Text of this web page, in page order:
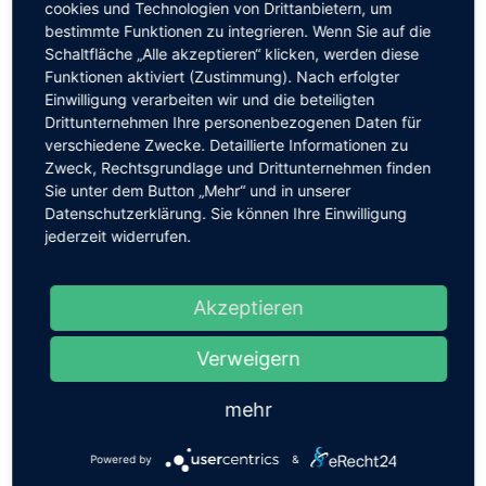
beständige Klassengemeinschaft
der Weg von der Grundschule zum Abitur
kreativ, künstlerisch, praktisch, sozial, intellektuell
unterrichten
Erfahren Sie mehr über die Waldorfschule Chemnitz
0317-33407615
gundula.dobrig[at]waldorfschule-chemnitz.de
Gern können Sie auch einen individuellen Termin
Ihre
cookies und Technologien von Drittanbietern, um
bestimmte Funktionen zu integrieren. Wenn Sie auf die
Schaltfläche „Alle akzeptieren“ klicken, werden diese
Funktionen aktiviert (Zustimmung). Nach erfolgter
Einwilligung verarbeiten wir und die beteiligten
Drittunternehmen Ihre personenbezogenen Daten für
verschiedene Zwecke. Detaillierte Informationen zu
Zweck, Rechtsgrundlage und Drittunternehmen finden
Sie unter dem Button „Mehr“ und in unserer
Datenschutzerklärung. Sie können Ihre Einwilligung
jederzeit widerrufen.
Akzeptieren
Verweigern
mehr
Powered by &